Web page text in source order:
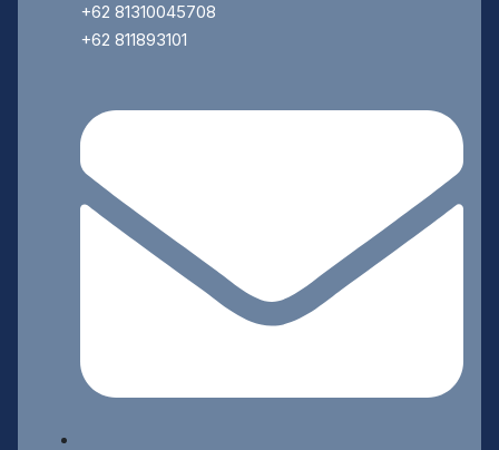
+62 81310045708
+62 811893101